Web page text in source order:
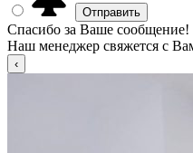
Спасибо за Ваше сообщение!
Наш менеджер свяжется с